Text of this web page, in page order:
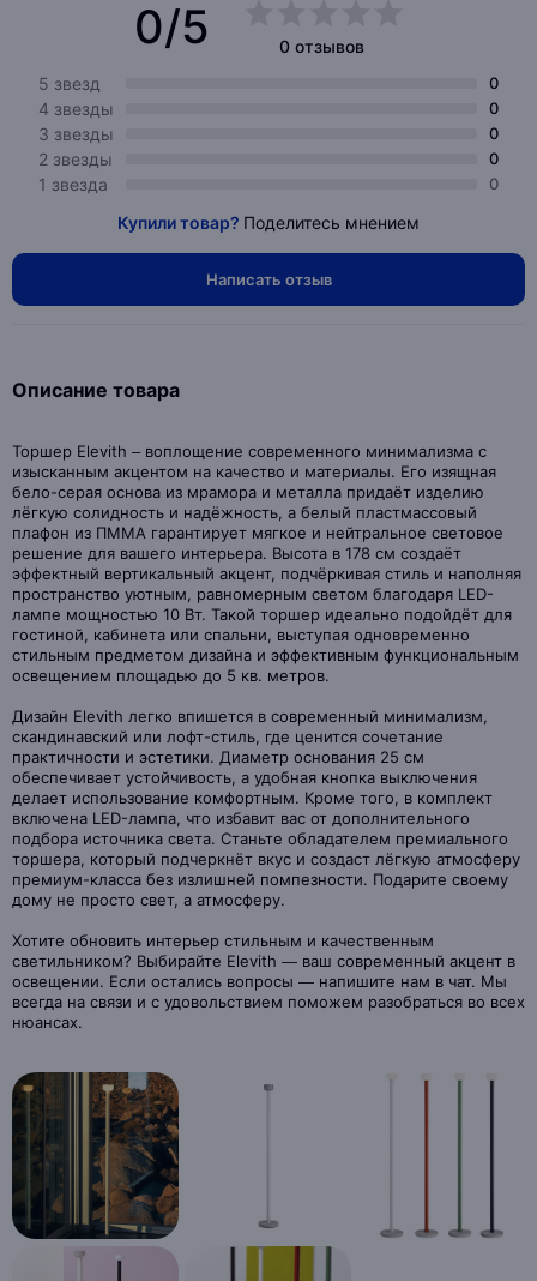
0/5
0 отзывов
5 звезд
0
4 звезды 0
3 звезды 0
2 звезды 0
1 звезда 0
Купили товар? Поделитесь мнением
Написать отзыв
Описание товара
Торшер Elevith – воплощение современного минимализма с
изысканным акцентом на качество и материалы. Его изящная
бело-серая основа из мрамора и металла придаёт изделию
лёгкую солидность и надёжность, а белый пластмассовый
плафон из ПММА гарантирует мягкое и нейтральное световое
решение для вашего интерьера. Высота в 178 см создаёт
эффектный вертикальный акцент, подчёркивая стиль и наполняя
пространство уютным, равномерным светом благодаря LED-
лампе мощностью 10 Вт. Такой торшер идеально подойдёт для
гостиной, кабинета или спальни, выступая одновременно
стильным предметом дизайна и эффективным функциональным
освещением площадью до 5 кв. метров.
Дизайн Elevith легко впишется в современный минимализм,
скандинавский или лофт-стиль, где ценится сочетание
практичности и эстетики. Диаметр основания 25 см
обеспечивает устойчивость, а удобная кнопка выключения
делает использование комфортным. Кроме того, в комплект
включена LED-лампа, что избавит вас от дополнительного
подбора источника света. Станьте обладателем премиального
торшера, который подчеркнёт вкус и создаст лёгкую атмосферу
премиум-класса без излишней помпезности. Подарите своему
дому не просто свет, а атмосферу.
Хотите обновить интерьер стильным и качественным
светильником? Выбирайте Elevith — ваш современный акцент в
освещении. Если остались вопросы — напишите нам в чат. Мы
всегда на связи и с удовольствием поможем разобраться во всех
нюансах.